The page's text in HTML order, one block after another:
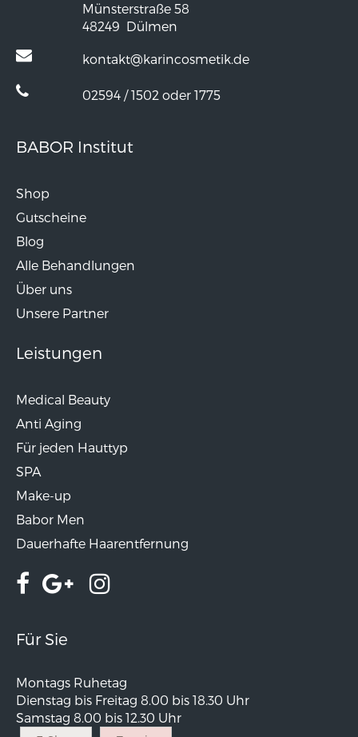
Münsterstraße 58
48249 Dülmen
kontakt@karincosmetik.de
02594 / 1502 oder 1775
BABOR Institut
Shop
Gutscheine
Blog
Alle Behandlungen
Über uns
Unsere Partner
Leistungen
Medical Beauty
Anti Aging
Für jeden Hauttyp
SPA
Make-up
Babor Men
Dauerhafte Haarentfernung
Für Sie
Montags Ruhetag
Dienstag bis Freitag 8.00 bis 18.30 Uhr
Samstag 8.00 bis 12.30 Uhr